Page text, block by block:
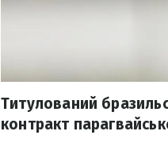
Титулований
контракт